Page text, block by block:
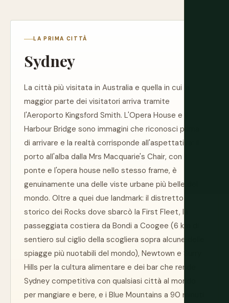
LA PRIMA CITTÀ
Sydney
La città più visitata in Australia e quella in cui la
maggior parte dei visitatori arriva tramite
l'Aeroporto Kingsford Smith. L'Opera House e il
Harbour Bridge sono immagini che riconosci prima
di arrivare e la realtà corrisponde all'aspettativa: il
porto all'alba dalla Mrs Macquarie's Chair, con il
ponte e l'opera house nello stesso frame, è
genuinamente una delle viste urbane più belle del
mondo. Oltre a quei due landmark: il distretto
storico dei Rocks dove sbarcò la First Fleet, la
passeggiata costiera da Bondi a Coogee (6 km di
sentiero sul ciglio della scogliera sopra alcune delle
spiagge più nuotabili del mondo), Newtown e Surry
Hills per la cultura alimentare e dei bar che rende
Sydney competitiva con qualsiasi città al mondo
per mangiare e bere, e i Blue Mountains a 90 minuti